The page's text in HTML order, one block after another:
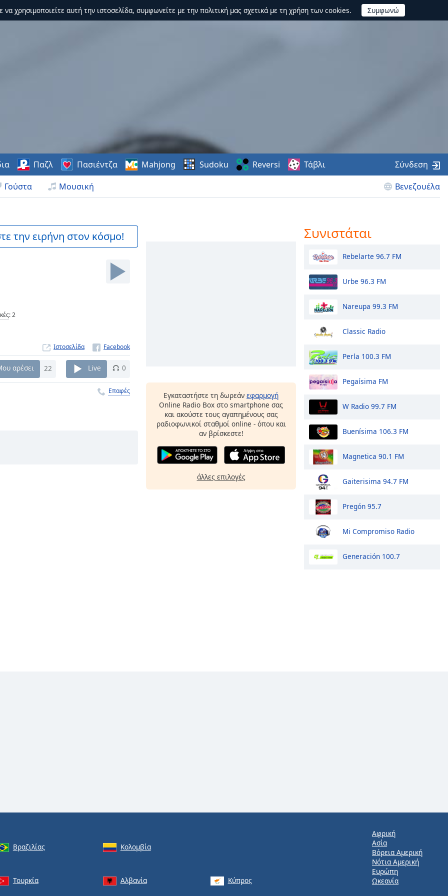
να χρησιμοποιείτε αυτή την ιστοσελίδα, συμφωνείτε με την πολιτική μας σχετικά με τη χρήση των cookies.
Γούστα Μουσική Βενεζουέλα
Παζλ Πασιέντζα Mahjong Sudoku Reversi Τάβλι Σύνδεση
την ειρήνη στον κόσμο!
:2
Ιστοσελίδα
αρέσει 22 Live 0
Επαφές Εγκαταστήστε τη δωρεάν εφαρμογή
Online Radio Box στο smartphone σας
και ακούστε τους αγαπημένους σας
ραδιοφωνικοί σταθμοί online - όπου και
αν βρίσκεστε!
άλλες επιλογές
Συνιστάται
Rebelarte 96.7 FM
Urbe 96.3 FM
Nareupa 99.3 FM
Classic Radio
Perla 100.3 FM
Pegaísima FM
W Radio 99.7 FM
Buenísima 106.3 FM
Magnetica 90.1 FM
Gaiterisima 94.7 FM
Pregón 95.7
Mi Compromiso Radio
Generación 100.7
Βραζιλίας Κολομβία
Τουρκία Αλβανία Κύπρος
Αφρική
Ασία
Βόρεια Αμερική
Νότια Αμερική
Ευρώπη
Ωκεανία